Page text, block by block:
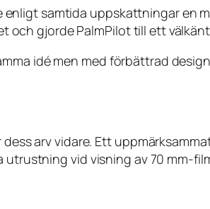
samtida uppskattningar en
och gjorde PalmPilot till ett
idé men med förbättrad
arv vidare. Ett
vid visning av 70 mm-